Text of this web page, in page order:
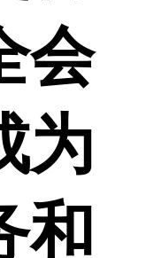
会
为
和